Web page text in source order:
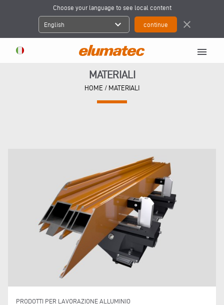
Choose your language to see local content
English expand_more close
menu
MATERIALI
HOME / MATERIALI
PRODOTTI PER LAVORAZIONE ALLUMINIO